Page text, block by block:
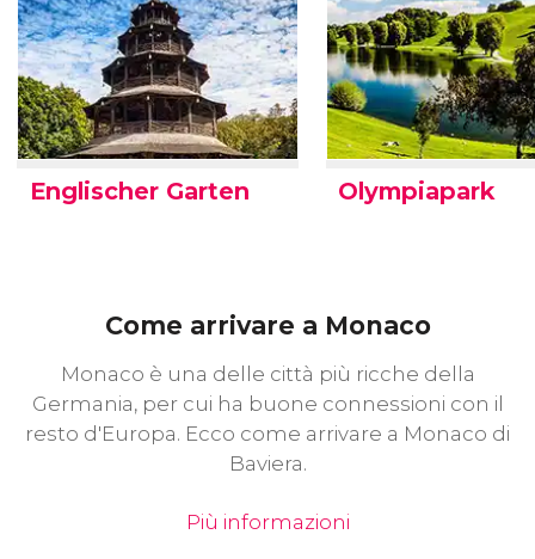
Englischer Garten Olympiapark
Come arrivare a Monaco
Monaco è una delle città più ricche della
Germania, per cui ha buone connessioni con il
resto d'Europa. Ecco come arrivare a Monaco di
Baviera.
Più informazioni